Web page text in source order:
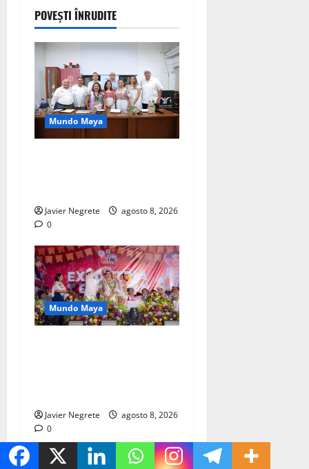
POVEȘTI ÎNRUDITE
Mundo Maya
Javier Negrete
agosto 8, 2026
0
Mundo Maya
Javier Negrete
agosto 8, 2026
0